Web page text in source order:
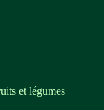
et légumes